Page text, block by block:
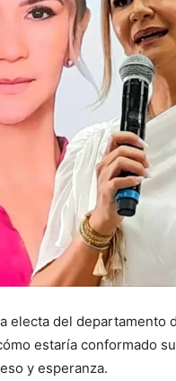
electa del departamento
estaría conformado
y esperanza.